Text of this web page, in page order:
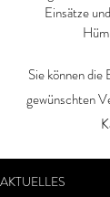
Einsätze
Sie können die
gewünschten
AKTUELLES